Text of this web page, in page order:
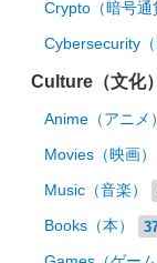
Crypto（暗号通
Cybersecurity（
Culture（文化）
Anime（アニメ）
Movies（映画）
Music（音楽）
Books（本）